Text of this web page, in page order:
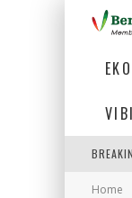
Home